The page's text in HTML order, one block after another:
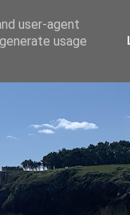
user-agent
usage